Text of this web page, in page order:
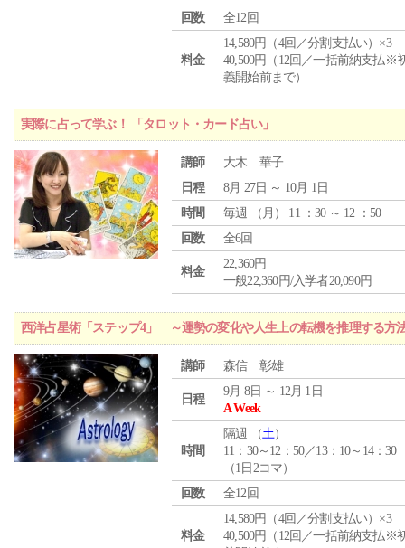
回数
全12回
料金
14,580円（4回／分割支払い）×3
40,500円（12回／一括前納支払※
義開始前まで）
実際に占って学ぶ！ 「タロット・カード占い」
講師
大木 華子
日程
8月 27日 ～ 10月 1日
時間
毎週 （ 月 ） 11 ：30 ～ 12 ：50
回数
全6回
料金
22,360円
一般22,360円/入学者20,090円
西洋占星術「ステップ4」 ～運勢の変化や人生上の転機を推理する方
講師 森信 彰雄
日程
9月 8日 ～ 12月 1日
A Week
時間
隔週 （土）
11：30～12：50／13：10～14：30
（1日2コマ）
回数
全12回
料金
14,580円（4回／分割支払い）×3
40,500円（12回／一括前納支払※